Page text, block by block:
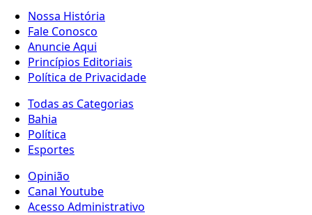
Nossa História
Fale Conosco
Anuncie Aqui
Princípios Editoriais
Política de Privacidade
Todas as Categorias
Bahia
Política
Esportes
Opinião
Canal Youtube
Acesso Administrativo